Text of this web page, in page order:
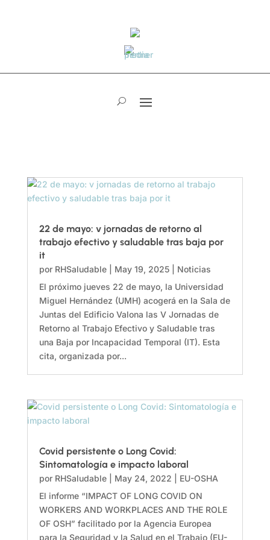
22 de mayo: v jornadas de retorno al
trabajo efectivo y saludable tras baja por
it
por RHSaludable| May 19, 2025| Noticias
El próximo jueves 22 de mayo, la Universidad
Miguel Hernández (UMH) acogerá en la Sala de
Juntas del Edificio Valona las V Jornadas de
Retorno al Trabajo Efectivo y Saludable tras
una Baja por Incapacidad Temporal (IT). Esta
cita, organizada por...
Covid persistente o Long Covid:
Sintomatología e impacto laboral
por RHSaludable| May 24, 2022
EU-OSHA
El informe “IMPACT OF LONG COVID ON
WORKERS AND WORKPLACES AND THE ROLE
OF OSH” facilitado por la Agencia Europea
para la Seguridad y la Salud en el Trabajo (EU-